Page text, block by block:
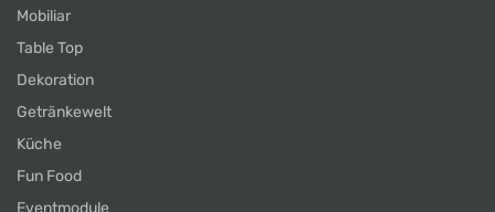
Mobiliar
Table Top
Dekoration
Getränkewelt
Küche
Fun Food
Eventmodule